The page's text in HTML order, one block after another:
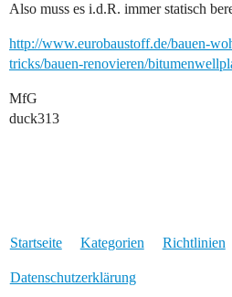
Also muss es i.d.R. immer statisch
http://www.eurobaustoff.de/bauen-
tricks/bauen-renovieren/
MfG
duck313
Startseite Kategorien Richtlinien
Datenschutzerklärung